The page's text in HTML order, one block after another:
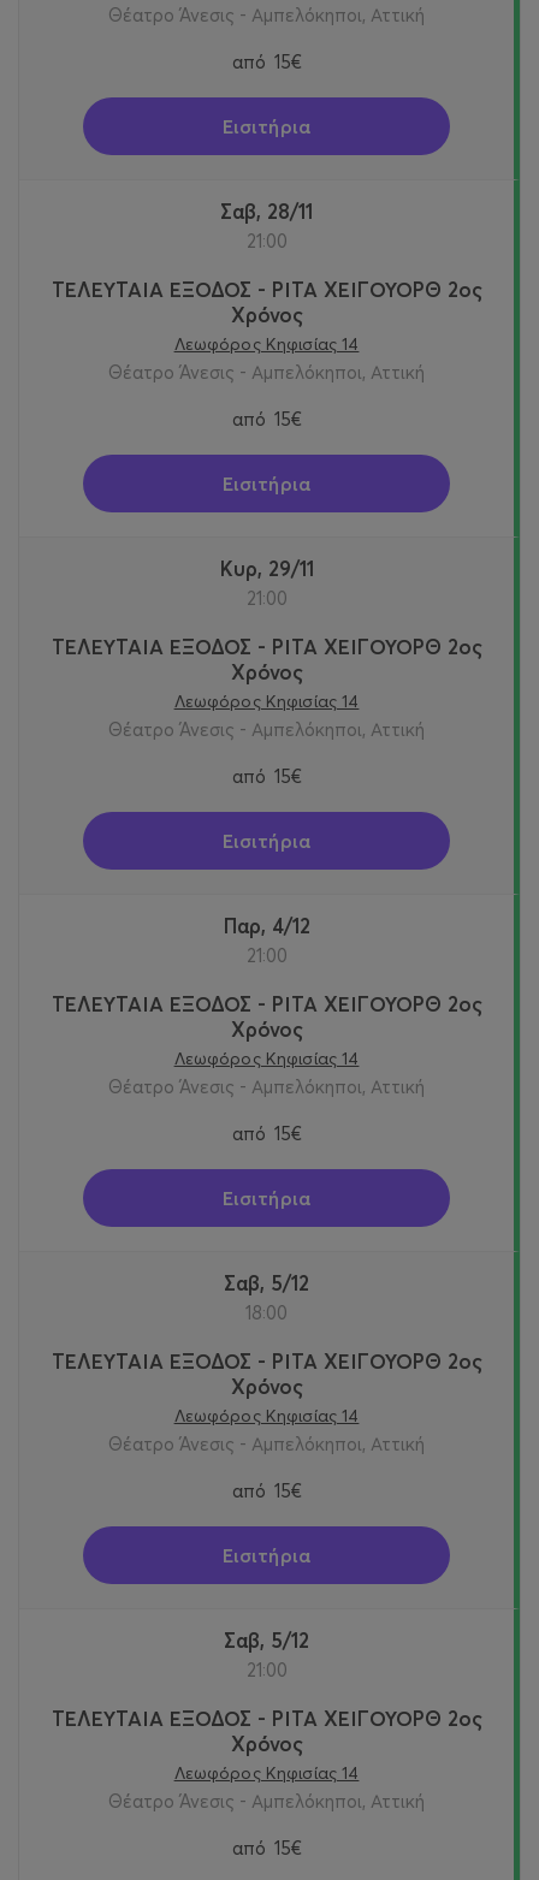
Θέατρο Άνεσις - Αμπελόκηποι, Αττική
από 15€
Εισιτήρια
Σαβ, 28/11
21:00
ΤΕΛΕΥΤΑΙΑ ΕΞΟΔΟΣ - ΡΙΤΑ ΧΕΙΓΟΥΟΡΘ 2oς
Χρόνος
Λεωφόρος Κηφισίας 14
Θέατρο Άνεσις - Αμπελόκηποι, Αττική
από 15€
Εισιτήρια
Κυρ, 29/11
21:00
ΤΕΛΕΥΤΑΙΑ ΕΞΟΔΟΣ - ΡΙΤΑ ΧΕΙΓΟΥΟΡΘ 2oς
Χρόνος
Λεωφόρος Κηφισίας 14
Θέατρο Άνεσις - Αμπελόκηποι, Αττική
από 15€
Εισιτήρια
Παρ, 4/12
21:00
ΤΕΛΕΥΤΑΙΑ ΕΞΟΔΟΣ - ΡΙΤΑ ΧΕΙΓΟΥΟΡΘ 2oς
Χρόνος
Λεωφόρος Κηφισίας 14
Θέατρο Άνεσις - Αμπελόκηποι, Αττική
από 15€
Εισιτήρια
Σαβ, 5/12
18:00
ΤΕΛΕΥΤΑΙΑ ΕΞΟΔΟΣ - ΡΙΤΑ ΧΕΙΓΟΥΟΡΘ 2oς
Χρόνος
Λεωφόρος Κηφισίας 14
Θέατρο Άνεσις - Αμπελόκηποι, Αττική
από 15€
Εισιτήρια
Σαβ, 5/12
21:00
ΤΕΛΕΥΤΑΙΑ ΕΞΟΔΟΣ - ΡΙΤΑ ΧΕΙΓΟΥΟΡΘ 2oς
Χρόνος
Λεωφόρος Κηφισίας 14
Θέατρο Άνεσις - Αμπελόκηποι, Αττική
από 15€